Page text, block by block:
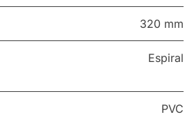
320 mm
Espiral
PVC